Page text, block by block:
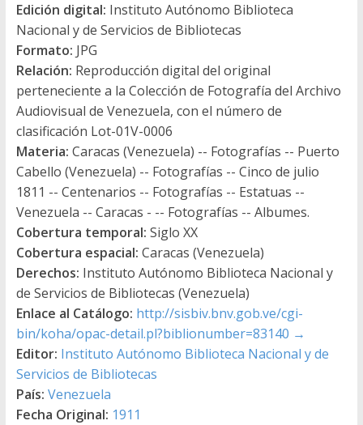
Edición digital: Instituto Autónomo Biblioteca
Nacional y de Servicios de Bibliotecas
Formato: JPG
Relación: Reproducción digital del original
perteneciente a la Colección de Fotografía del Archivo
Audiovisual de Venezuela, con el número de
clasificación Lot-01V-0006
Materia: Caracas (Venezuela) -- Fotografías -- Puerto
Cabello (Venezuela) -- Fotografías -- Cinco de julio
1811 -- Centenarios -- Fotografías -- Estatuas --
Venezuela -- Caracas - -- Fotografías -- Albumes.
Cobertura temporal: Siglo XX
Cobertura espacial: Caracas (Venezuela)
Derechos: Instituto Autónomo Biblioteca Nacional y
de Servicios de Bibliotecas (Venezuela)
Enlace al Catálogo: http://sisbiv.bnv.gob.ve/cgi-
bin/koha/opac-detail.pl?biblionumber=83140 →
Editor: Instituto Autónomo Biblioteca Nacional y de
Servicios de Bibliotecas
País: Venezuela
Fecha Original: 1911